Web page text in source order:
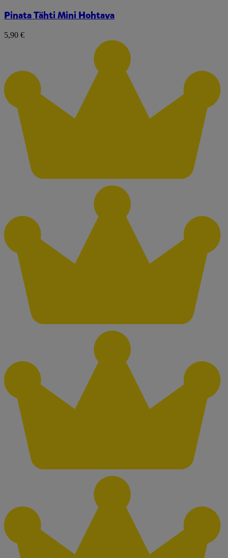
Pinata Tähti Mini Hohtava
5,90 €